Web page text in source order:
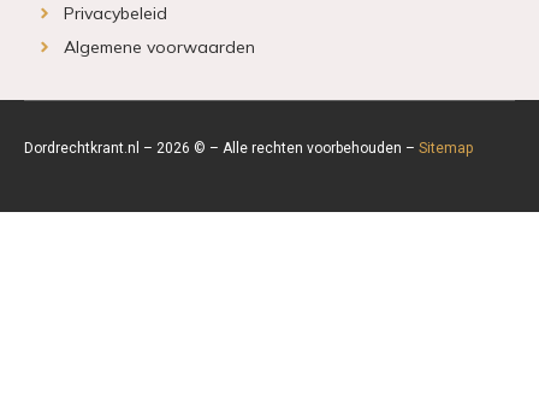
Privacybeleid
Algemene voorwaarden
Dordrechtkrant.nl – 2026 © – Alle rechten voorbehouden – Sitemap